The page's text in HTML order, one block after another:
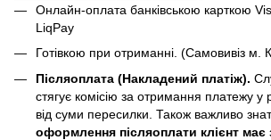
Онлайн-оплата банківською карткою
LiqPay
Готівкою при отриманні. (Самовивіз м.
Післяоплата (Накладений платіж).
стягує комісію за отримання платежу у
від суми пересилки. Також важливо
оформлення післяоплати клієнт має